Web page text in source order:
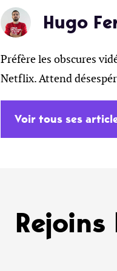
Hugo
Préfère les obscures
Netflix. Attend
Voir tous ses
Rejoins